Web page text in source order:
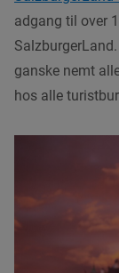
adgang til over
ganske nemt
hos alle